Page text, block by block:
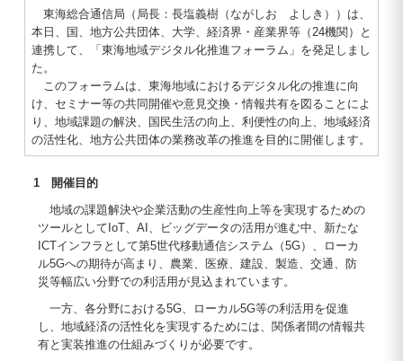
東海総合通信局（局長：長塩義樹（ながしお よしき））は、
本日、国、地方公共団体、大学、経済界・産業界等（24機関）と
連携して、「東海地域デジタル化推進フォーラム」を発足しまし
た。
このフォーラムは、東海地域におけるデジタル化の推進に向
け、セミナー等の共同開催や意見交換・情報共有を図ることによ
り、地域課題の解決、国民生活の向上、利便性の向上、地域経済
の活性化、地方公共団体の業務改革の推進を目的に開催します。
1 開催目的
地域の課題解決や企業活動の生産性向上等を実現するための
ツールとしてIoT、AI、ビッグデータの活用が進む中、新たな
ICTインフラとして第5世代移動通信システム（5G）、ローカ
ル5Gへの期待が高まり、農業、医療、建設、製造、交通、防
災等幅広い分野での利活用が見込まれています。
一方、各分野における5G、ローカル5G等の利活用を促進
し、地域経済の活性化を実現するためには、関係者間の情報共
有と実装推進の仕組みづくりが必要です。